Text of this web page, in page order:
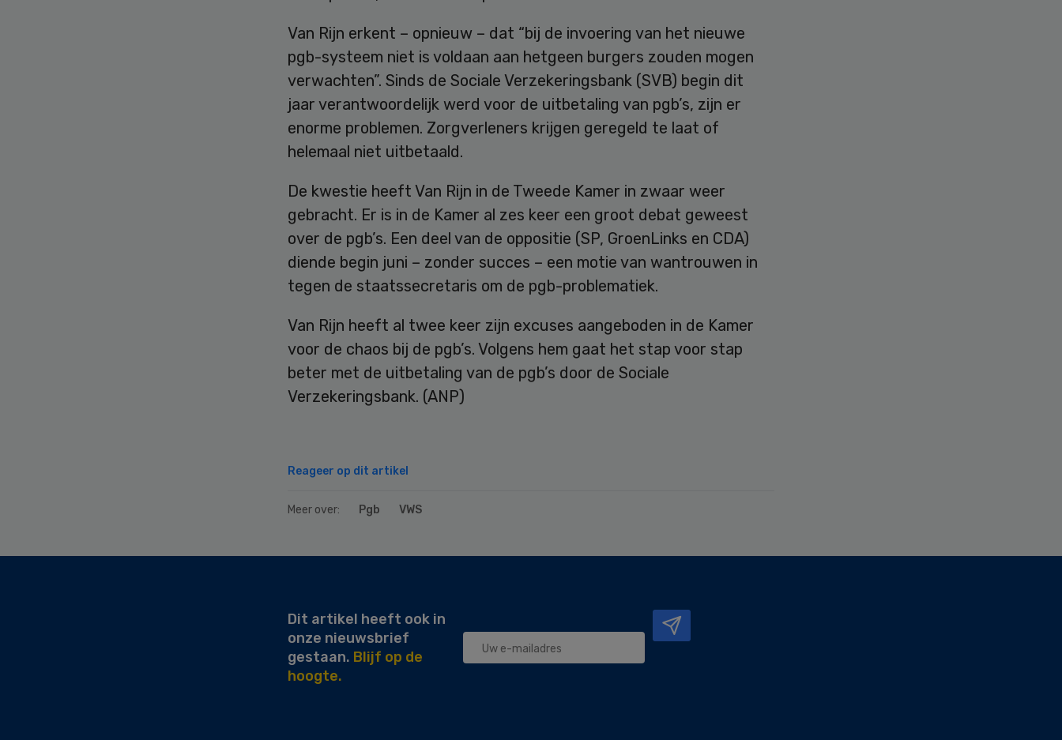
Van Rijn erkent – opnieuw – dat “bij de invoering van het nieuwe
pgb-systeem niet is voldaan aan hetgeen burgers zouden mogen
verwachten”. Sinds de Sociale Verzekeringsbank (SVB) begin dit
jaar verantwoordelijk werd voor de uitbetaling van pgb’s, zijn er
enorme problemen. Zorgverleners krijgen geregeld te laat of
helemaal niet uitbetaald.
De kwestie heeft Van Rijn in de Tweede Kamer in zwaar weer
gebracht. Er is in de Kamer al zes keer een groot debat geweest
over de pgb’s. Een deel van de oppositie (SP, GroenLinks en CDA)
diende begin juni – zonder succes – een motie van wantrouwen in
tegen de staatssecretaris om de pgb-problematiek.
Van Rijn heeft al twee keer zijn excuses aangeboden in de Kamer
voor de chaos bij de pgb’s. Volgens hem gaat het stap voor stap
beter met de uitbetaling van de pgb’s door de Sociale
Verzekeringsbank. (ANP)
Reageer op dit artikel
Meer over: Pgb VWS
Dit artikel heeft ook in
onze nieuwsbrief
gestaan. Blijf op de
hoogte.